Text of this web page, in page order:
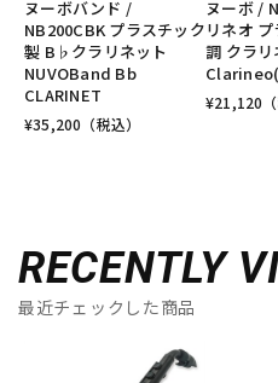
ヌーボバンド /
NB200CBK プラスチック
製 B♭クラリネット
NUVOBand Bb
CLARINET
¥35,200 （税込）
ヌーボ /
リネオ
調 クラリ
¥21,120
RECENTLY
最近チェックした商品